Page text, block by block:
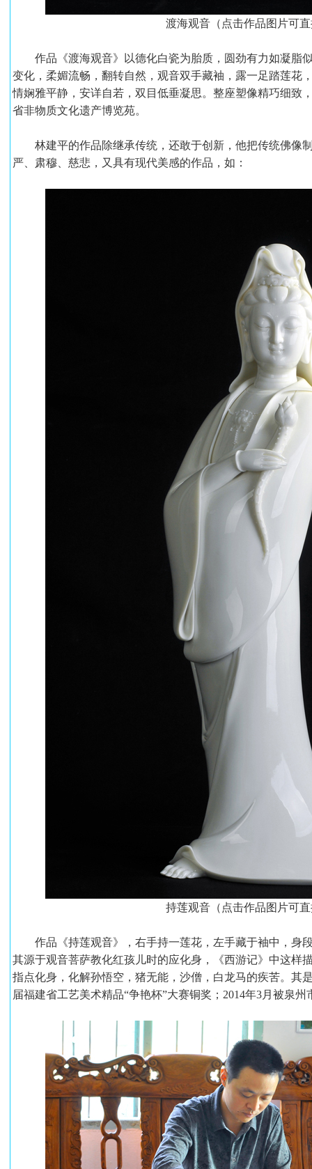
渡海观音（点击作品图片可
作品《渡海观音》以德化白瓷为胎质，圆劲有力如凝脂
变化，柔媚流畅，翻转自然，观音双手藏袖，露一足踏莲花
情娴雅平静，安详自若，双目低垂凝思。整座塑像精巧细致
省非物质文化遗产博览苑。
林建平的作品除继承传统，还敢于创新，他把传统佛像
严、肃穆、慈悲，又具有现代美感的作品，如：
持莲观音（点击作品图片可
作品《持莲观音》，右手持一莲花，左手藏于袖中，身
其源于观音菩萨教化红孩儿时的应化身，《西游记》中这样
指点化身，化解孙悟空，猪无能，沙僧，白龙马的疾苦。其
届福建省工艺美术精品“争艳杯”大赛铜奖；2014年3月被泉